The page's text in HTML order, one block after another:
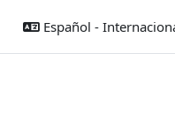
Español -